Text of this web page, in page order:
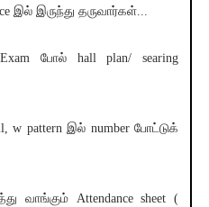
இல் இருந்து தருவார்கள்...
போல் hall plan/ searing
w pattern இல் number போட்டுக்
வாங்கும் Attendance sheet (